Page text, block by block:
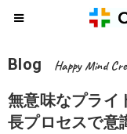
Blog Happy Mind
無意味なプラ
長プロセスで意